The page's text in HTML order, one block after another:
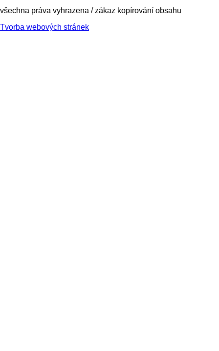
všechna práva vyhrazena / zákaz kopírování obsahu
Tvorba webových stránek